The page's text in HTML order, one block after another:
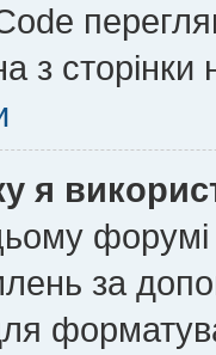
з
я
за